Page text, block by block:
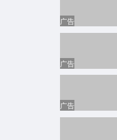
广告
广告
广告